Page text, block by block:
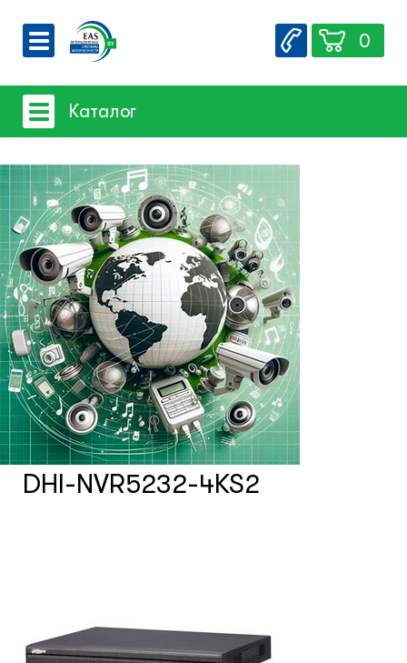
О компании
Вакансии
Контакты
0
Каталог
Системы видеонаблюдения
- iFLOW
- SpaceTechnology
- Dahua
- EZ-IP
- Hikvision
- Комплектующие и монтажный
материал
Системы защиты товаров от краж
Счетчики посетителей
Защита товара на стеллажах
Системы контроля и управления
доступом
DHI-NVR5232-4KS2